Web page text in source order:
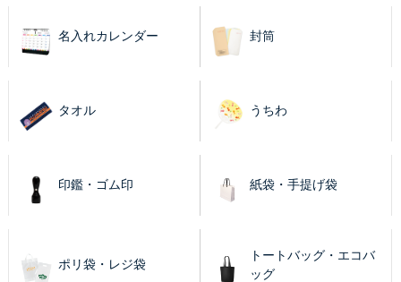
名入れカレンダー 封筒
タオル うちわ
印鑑・ゴム印 紙袋・手提げ袋
ポリ袋・レジ袋
トートバッグ・エコバ
ッグ